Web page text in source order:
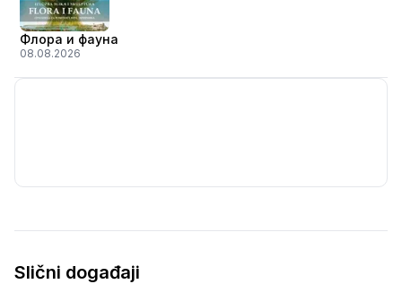
Флора и фауна
08.08.2026
Slični događaji